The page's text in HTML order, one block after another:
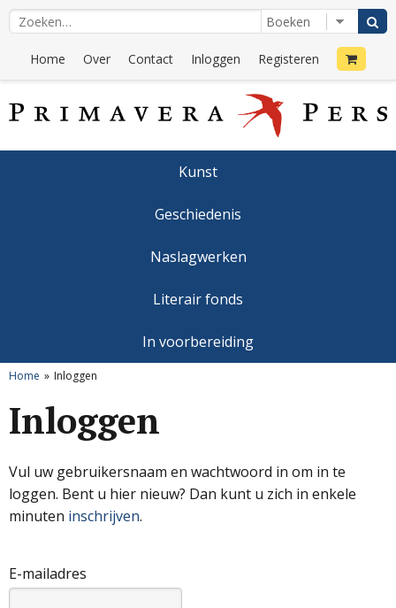
Home Over Contact Inloggen Registeren
Kunst
Geschiedenis
Naslagwerken
Literair fonds
In voorbereiding
Home Inloggen
Inloggen
Vul uw gebruikersnaam en wachtwoord in om in te
loggen. Bent u hier nieuw? Dan kunt u zich in enkele
minuten inschrijven.
E-mailadres